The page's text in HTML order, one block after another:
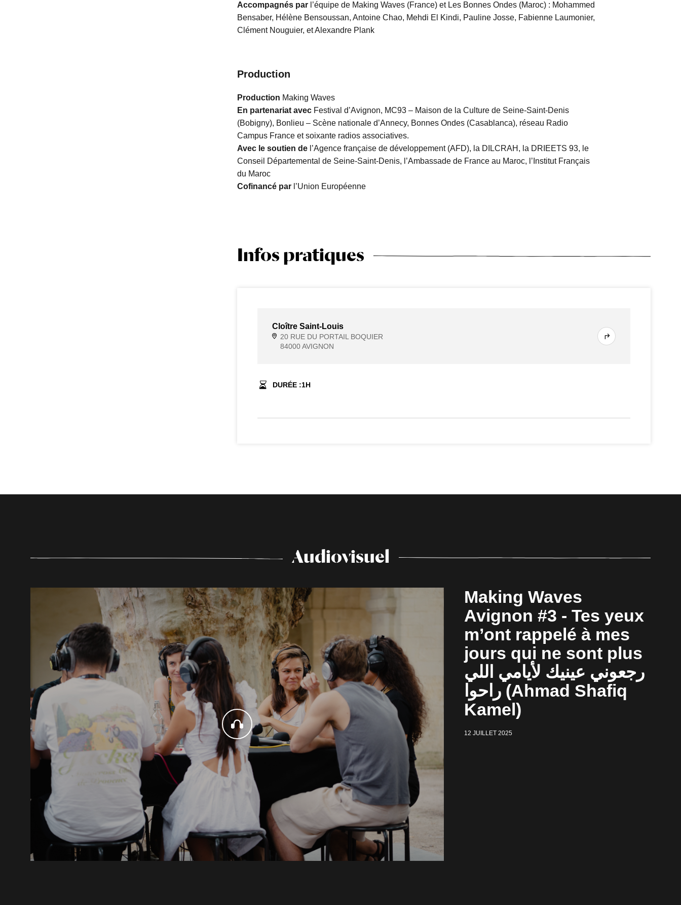
Accompagnés parl’équipe de Making Waves (France) et Les Bonnes Ondes (Maroc) : Mohammed
Bensaber, Hélène Bensoussan, Antoine Chao, Mehdi El Kindi, Pauline Josse, Fabienne Laumonier,
Clément Nouguier, et Alexandre Plank
Production
Production Making Waves
En partenariat avecFestival d’Avignon, MC93 – Maison de la Culture de Seine-Saint-Denis
(Bobigny), Bonlieu – Scène nationale d’Annecy, Bonnes Ondes (Casablanca), réseau Radio
Campus France et soixante radios associatives.
Avec le soutien de l’Agence française de développement (AFD), la DILCRAH, la DRIEETS 93, le
Conseil Départemental de Seine-Saint-Denis, l’Ambassade de France au Maroc, l’Institut Français
du Maroc
Cofinancé parl’Union Européenne
Infos pratiques
Cloître Saint-Louis
20 RUE DU PORTAIL BOQUIER
84000 AVIGNON
DURÉE :1H
Audiovisuel
Making Waves
Avignon #3 - Tes yeux
m’ont rappelé à mes
jours qui ne sont plus
رجعوني عينيك لأيامي اللي
راحوا (Ahmad Shafiq
Kamel)
12 JUILLET 2025